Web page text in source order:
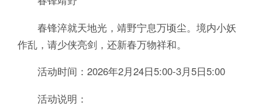
春锋淬就天地光，靖野宁息万顷尘。境内小妖
作乱，请少侠亮剑，还新春万物祥和。
活动时间：2026年2月24日5:00-3月5日5:00
活动说明：